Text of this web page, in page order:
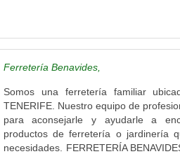
Ferretería Benavides,
Somos una ferretería familiar
TENERIFE. Nuestro equipo de
para aconsejarle y ayudarle a
productos de ferretería o jardinería
necesidades. FERRETERÍA